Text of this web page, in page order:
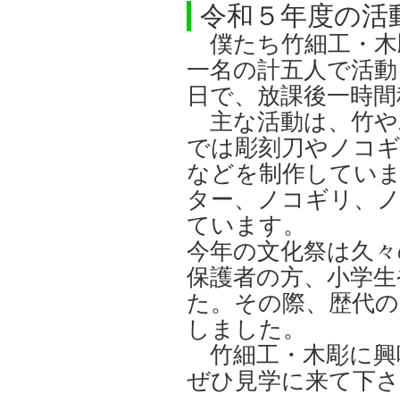
令和５年度の活
僕たち竹細工・木
一名の計五人で活
日で、放課後一時
主な活動は、竹
では彫刻刀やノコ
などを制作してい
ター、ノコギリ、
ています。
今年の文化祭は久
保護者の方、小学
た。その際、歴代
しました。
竹細工・木彫に興
ぜひ見学に来て下